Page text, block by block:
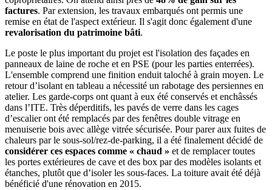
factures. Par extension, les travaux embarqués ont permis une
remise en état de l'aspect extérieur. Il s'agit donc également d'une
revalorisation du patrimoine bâti.
Le poste le plus important du projet est l'isolation des façades en
panneaux de laine de roche et en PSE (pour les parties enterrées).
L'ensemble comprend une finition enduit taloché à grain moyen. Le
retour d’isolant en tableau a nécessité un rabotage des persiennes en
atelier. Les garde-corps ont quant à eux été conservés et enchâssés
dans l’ITE. Très déperditifs, les pavés de verre dans les cages
d’escalier ont été remplacés par des fenêtres double vitrage en
menuiserie bois avec allège vitrée sécurisée. Pour parer aux fuites de
chaleurs par le sous-sol/rez-de-parking, il a été finalement décidé de
considérer ces espaces comme « chaud » et de remplacer toutes
les portes extérieures de cave et des box par des modèles isolants et
étanches, plutôt que d’isoler les sous-faces. La toiture avait été déjà
bénéficié d'une rénovation en 2015.